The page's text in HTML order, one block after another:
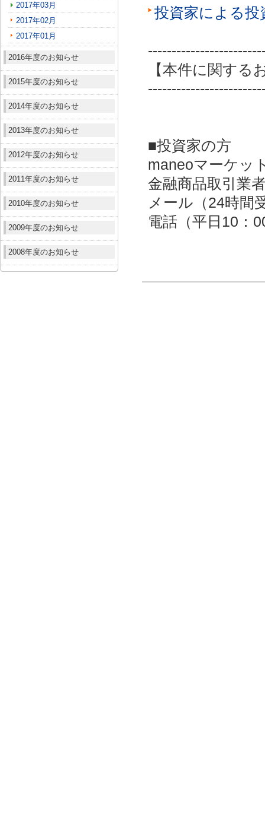
2017年03月
2017年02月
2017年01月
2016年度のお知らせ
2015年度のお知らせ
2014年度のお知らせ
2013年度のお知らせ
2012年度のお知らせ
2011年度のお知らせ
2010年度のお知らせ
2009年度のお知らせ
2008年度のお知らせ
投資家による
【本件に関する
■投資家の方
maneoマーケッ
金融商品取引業
メール（24時間
電話（平日10：